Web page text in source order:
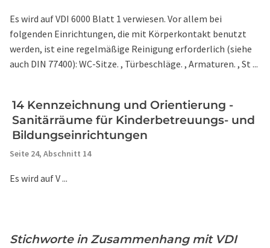
Es wird auf VDI 6000 Blatt 1 verwiesen. Vor allem bei
folgenden Einrichtungen, die mit Körperkontakt benutzt
werden, ist eine regelmäßige Reinigung erforderlich (siehe
auch DIN 77400): WC-Sitze. , Türbeschläge. , Armaturen. , St ...
14 Kennzeichnung und Orientierung -
Sanitärräume für Kinderbetreuungs- und
Bildungseinrichtungen
Seite 24, Abschnitt 14
Es wird auf V ...
Stichworte in Zusammenhang mit VDI